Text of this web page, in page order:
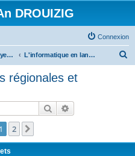
DROUIZIG
Connexion
Ar stlenneg hag ar yezhoù bihan er bed a-bezh L'informatique en langues régionales et minoritaires
c
régionales et
Rechercher
1 2